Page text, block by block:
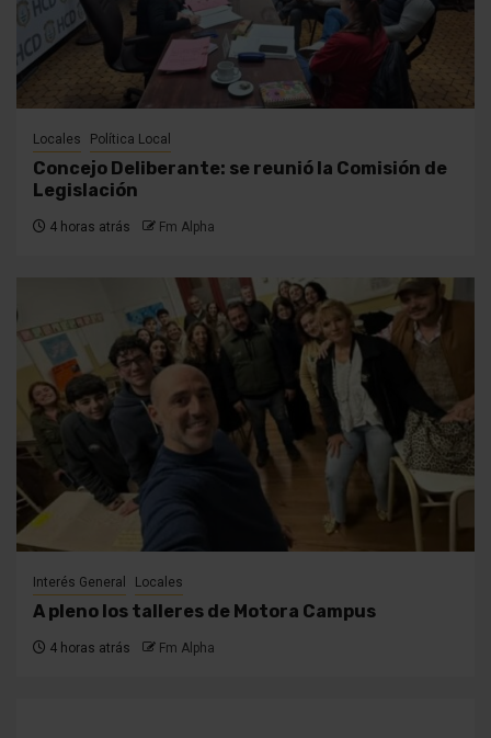
Locales Política Local
Concejo Deliberante: se reunió la Comisión de
Legislación
4 horas atrás Fm Alpha
Interés General Locales
A pleno los talleres de Motora Campus
4 horas atrás Fm Alpha